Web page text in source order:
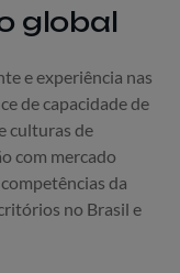
global
e experiência nas
de capacidade de
culturas de
com mercado
da
no Brasil e